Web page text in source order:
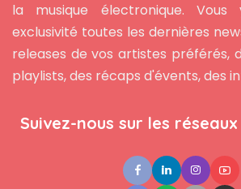
la musique électronique.
exclusivité toutes les dernières
releases de vos artistes préférés,
playlists, des récaps d'évents, des
Suivez-nous sur les